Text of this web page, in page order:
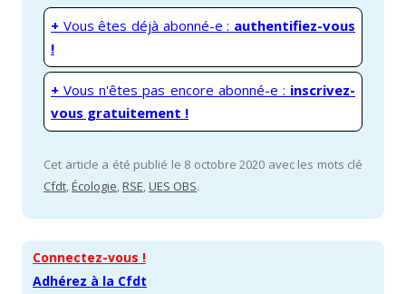
+ Vous êtes déjà abonné-e : authentifiez-vous
!
+ Vous n'êtes pas encore abonné-e : inscrivez-
vous gratuitement !
Cet article a été publié le 8 octobre 2020 avec les mots clé
Cfdt,Écologie,RSE,UES OBS.
Connectez-vous !
Adhérez à la Cfdt